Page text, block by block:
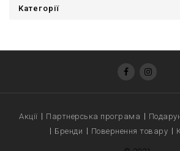
Категорії
Акції Партнерська програма
Бренди
Повернення товару